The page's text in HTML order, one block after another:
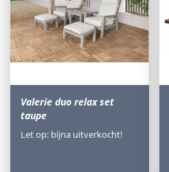
Valerie duo relax set
taupe
Let op: bijna uitverkocht!